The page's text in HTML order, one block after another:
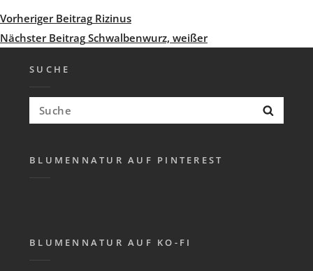
Beitragsnavigation
Vorheriger
Beitrag
Vorheriger Beitrag Rizinus
Nächster
Nächster Beitrag Schwalbenwurz, weißer
SUCHE
Suchen
nach:
BLUMENNATUR AUF PINTEREST
BLUMENNATUR AUF KO-FI